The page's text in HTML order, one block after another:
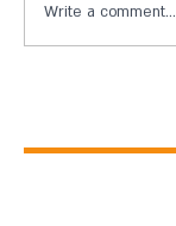
Write a comment...